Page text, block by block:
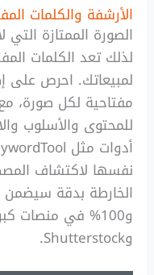
الأرشفة والكلمات
الصورة الممتازة
لذلك تعد الكلمات
مفتاحية لكل صورة،
للمحتوى والأسلوب
نفسها لاكتشاف
وShutterstock.